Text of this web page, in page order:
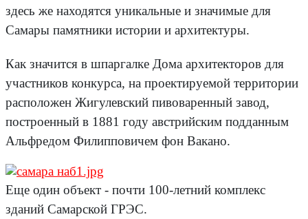
здесь же находятся уникальные и значимые для
Самары памятники истории и архитектуры.
Как значится в шпаргалке Дома архитекторов для
участников конкурса, на проектируемой территории
расположен Жигулевский пивоваренный завод,
построенный в 1881 году австрийским подданным
Альфредом Филипповичем фон Вакано.
Еще один объект - почти 100-летний комплекс
зданий Самарской ГРЭС.